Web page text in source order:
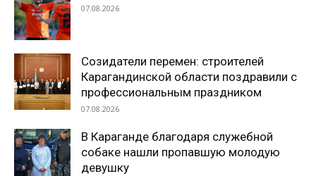
07.08.2026
Созидатели перемен: строителей
Карагандинской области поздравили с
профессиональным праздником
07.08.2026
В Караганде благодаря служебной
собаке нашли пропавшую молодую
девушку